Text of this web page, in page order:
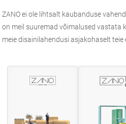
ZANOei ole lihtsalt kaubanduse
on meil suuremad võimalused vastata
meie disainilahendusi asjakohaselt teie